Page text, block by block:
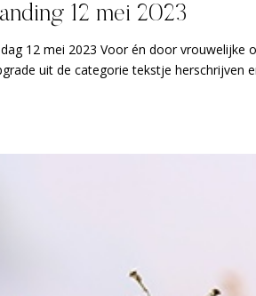
12 mei 2023
12 mei 2023 Voor én door
uit de categorie tekstje herschrijven